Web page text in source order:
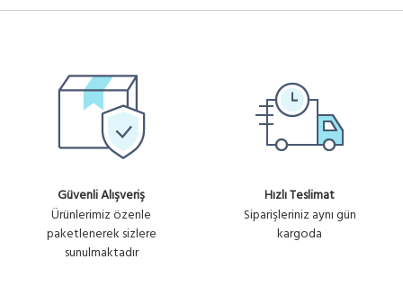
Güvenli Alışveriş
Ürünlerimiz özenle
paketlenerek sizlere
sunulmaktadır
Hızlı Teslimat
Siparişleriniz aynı gün
kargoda